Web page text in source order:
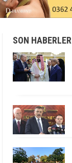
SON HABERLER